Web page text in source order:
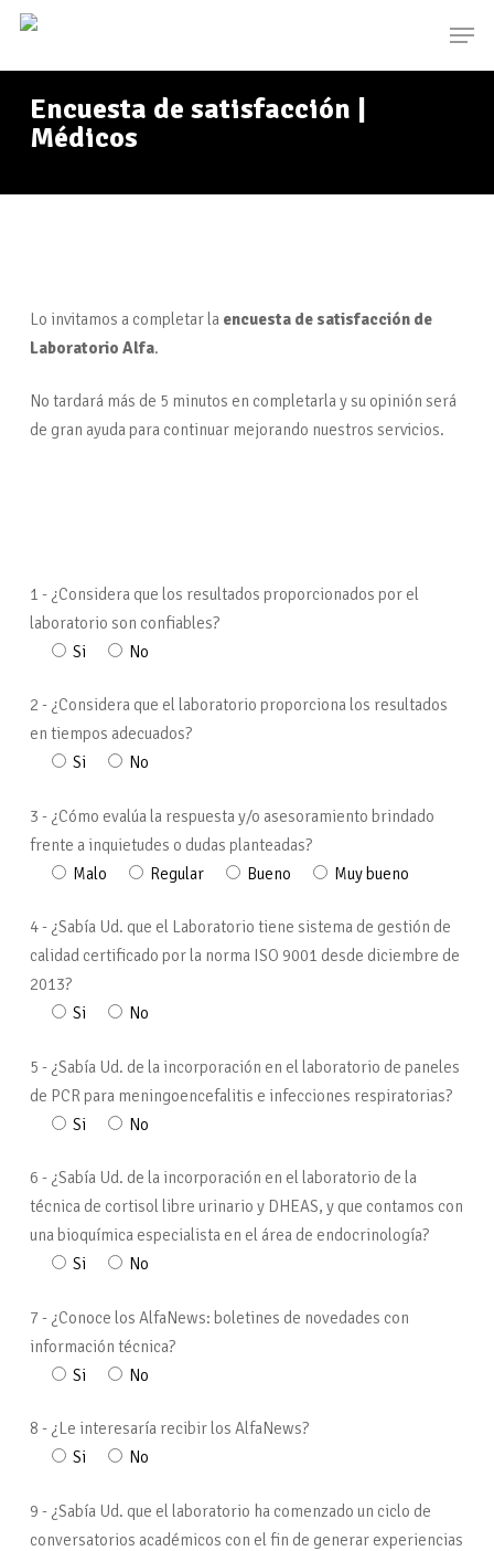
Skip
main
contentEncuesta de satisfacción |
Médicos
Lo invitamos a completar laencuesta de satisfacción de
Laboratorio Alfa.
No tardará más de 5 minutos en completarla y su opinión será
de gran ayuda para continuar mejorando nuestros servicios.
1 - ¿Considera que los resultados proporcionados por el
laboratorio son confiables?
Si
No
2 - ¿Considera que el laboratorio proporciona los resultados
en tiempos adecuados?
Si
No
3 - ¿Cómo evalúa la respuesta y/o asesoramiento brindado
frente a inquietudes o dudas planteadas?
Malo
Regular Bueno Muy bueno
4 - ¿Sabía Ud. que el Laboratorio tiene sistema de gestión de
calidad certificado por la norma ISO 9001 desde diciembre de
2013?
Si
No
5 - ¿Sabía Ud. de la incorporación en el laboratorio de paneles
de PCR para meningoencefalitis e infecciones respiratorias?
Si
No
6 - ¿Sabía Ud. de la incorporación en el laboratorio de la
técnica de cortisol libre urinario y DHEAS, y que contamos con
una bioquímica especialista en el área de endocrinología?
Si
No
7 - ¿Conoce los AlfaNews: boletines de novedades con
información técnica?
Si
No
8 - ¿Le interesaría recibir los AlfaNews?
Si
No
9 - ¿Sabía Ud. que el laboratorio ha comenzado un ciclo de
conversatorios académicos con el fin de generar experiencias